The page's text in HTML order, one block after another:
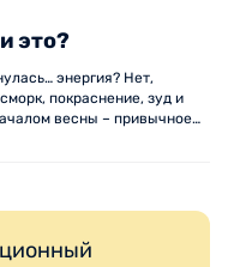
это?
энергия? Нет,
покраснение, зуд и
весны – привычное